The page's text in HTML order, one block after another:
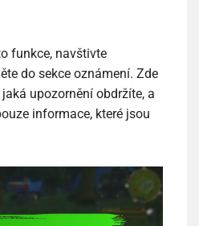
funkce, navštivte
do sekce oznámení. Zde
upozornění obdržíte, a
informace, které jsou